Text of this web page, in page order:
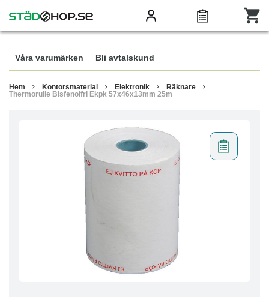
Våra varumärken Bli avtalskund
Hem Kontorsmaterial Elektronik
Räknare
Thermorulle Bisfenolfri Ekpk 57x46x13mm 25m